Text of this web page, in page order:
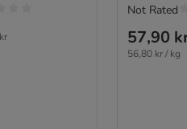
57,90
56,80 kr / kg
Not Rated